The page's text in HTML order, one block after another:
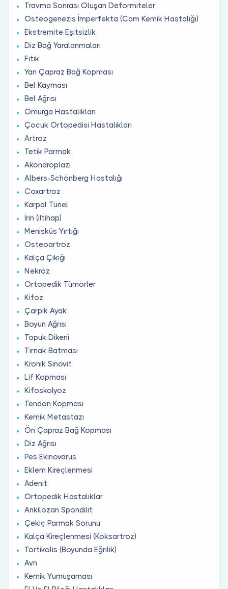
Travma Sonrası Oluşan Deformiteler
Osteogenezis İmperfekta (Cam Kemik Hastalığı)
Ekstremite Eşitsizlik
Diz Bağ Yaralanmaları
Fıtık
Yan Çapraz Bağ Kopması
Bel Kayması
Bel Ağrısı
Omurga Hastalıkları
Çocuk Ortopedisi Hastalıkları
Artroz
Tetik Parmak
Akondroplazi
Albers-Schönberg Hastalığı
Coxartroz
Karpal Tünel
İrin (iltihap)
Menisküs Yırtığı
Osteoartroz
Kalça Çıkığı
Nekroz
Ortopedik Tümörler
Kifoz
Çarpık Ayak
Boyun Ağrısı
Topuk Dikeni
Tırnak Batması
Kronik Sinovit
Lif Kopması
Kifoskolyoz
Tendon Kopması
Kemik Metastazı
Ön Çapraz Bağ Kopması
Diz Ağrısı
Pes Ekinovarus
Eklem Kireçlenmesi
Adenit
Ortopedik Hastalıklar
Ankilozan Spondilit
Çekiç Parmak Sorunu
Kalça Kireçlenmesi (Koksartroz)
Tortikolis (Boyunda Eğrilik)
Avn
Kemik Yumuşaması